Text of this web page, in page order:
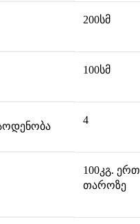
200სმ
100სმ
4
100კგ. ერთ
თაროზე